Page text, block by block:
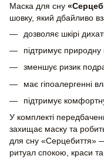
Маска для сну
шовку, який дбайливо
дозволяє шкірі
підтримує природну
зменшує ризик
має гіпоалергенні
підтримує
У комплекті
захищає маску та
для сну «Серцебиття»
ритуал спокою, краси